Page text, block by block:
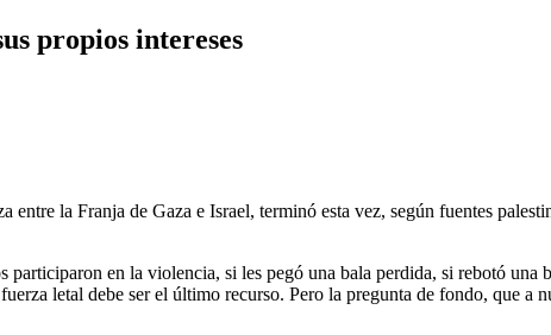
propios intereses
la Franja de Gaza e Israel, terminó esta vez, según fuentes
en la violencia, si les pegó una bala perdida, si rebotó una
letal debe ser el último recurso. Pero la pregunta de fondo, que a